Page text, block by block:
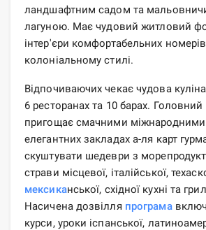
ландшафтним садом та
лагуною. Має чудовий житловий
інтер'єри комфортабельних
колоніальному стилі.
Відпочиваючих чекає чудова
6 ресторанах та 10 барах. Головний
пригощає смачними міжнародними
елегантних закладах а-ля карт
скуштувати шедеври з
страви місцевої, італійської,
мексиканської, східної кухні та
Насичена дозвілля програма
курси, уроки іспанської,